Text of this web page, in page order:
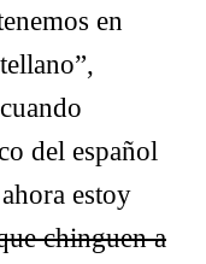
en
del español
estoy
chinguen a